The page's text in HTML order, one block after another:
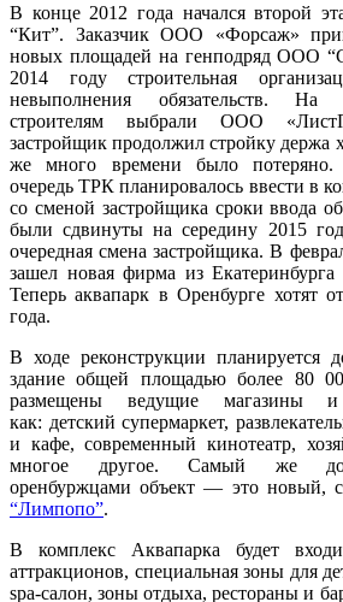
В конце 2012 года начался второй
“Кит”. Заказчик ООО «Форсаж»
новых площадей на генподряд ООО
2014 году строительная
невыполнения обязательств.
строителям выбрали ООО
застройщик продолжил стройку держа
же много времени было потеряно.
очередь ТРК планировалось ввести в
со сменой застройщика сроки ввода
были сдвинуты на середину 2015
очередная смена застройщика. В
зашел новая фирма из
Теперь аквапарк в Оренбурге хотят
года.
В ходе реконструкции планируется
здание общей площадью более 80
размещены ведущие магазины
как: детский супермаркет,
и кафе, современный кинотеатр,
многое другое. Самый же
оренбуржцами объект — это новый,
“Лимпопо”.
В комплекс Аквапарка будет
аттракционов, специальная зоны для
spa-салон, зоны отдыха, рестораны и